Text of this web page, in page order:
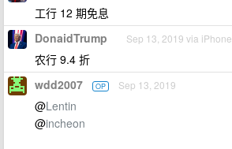
工行 12 期免息
DonaidTrump Sep 13, 2019 via iPhone
农行 9.4 折
wdd2007 OP Sep 13, 2019
@Lentin
@incheon